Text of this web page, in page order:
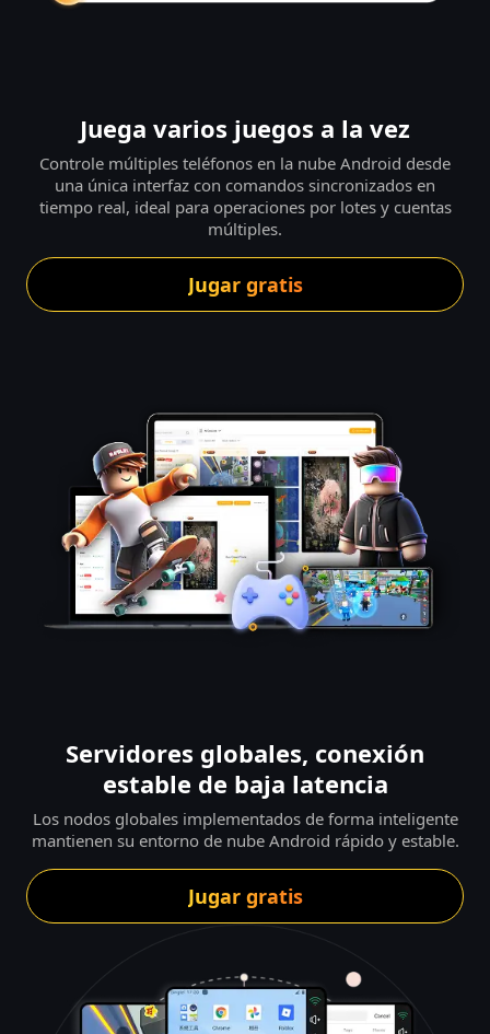
Juega varios juegos a la vez
Controle múltiples teléfonos en la nube Android desde
una única interfaz con comandos sincronizados en
tiempo real, ideal para operaciones por lotes y cuentas
múltiples.
Jugar gratis
Servidores globales, conexión
estable de baja latencia
Los nodos globales implementados de forma inteligente
mantienen su entorno de nube Android rápido y estable.
Jugar gratis